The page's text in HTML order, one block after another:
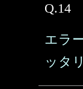
Q.14
エラ
ッタ